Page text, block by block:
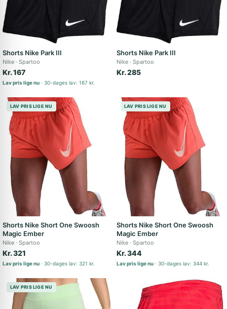
Shorts Nike Park III
Nike Spartoo
Kr. 167
Lav pris lige nu 30-dages lav: 167 kr.
Shorts Nike Park III
Nike Spartoo
Kr. 285
LAV PRIS LIGE NU
Shorts Nike Short One Swoosh
Magic Ember
Nike Spartoo
Kr. 321
Lav pris lige nu 30-dages lav: 321 kr.
LAV PRIS LIGE NU
Shorts Nike Short One Swoosh
Magic Ember
Nike Spartoo
Kr. 344
Lav pris lige nu 30-dages lav: 344 kr.
LAV PRIS LIGE NU